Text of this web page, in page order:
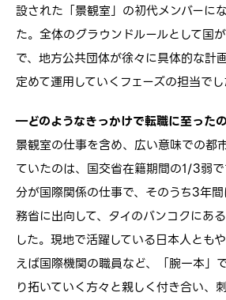
設された「景観室」の初代メンバーに
た。全体のグラウンドルールとして国
で、地方公共団体が徐々に具体的な計
定めて運用していくフェーズの担当でし
―どのようなきっかけで転職に至ったの
景観室の仕事を含め、広い意味での都
ていたのは、国交省在籍期間の1/3弱
分が国際関係の仕事で、そのうち3年
務省に出向して、タイのバンコクにあ
した。現地で活躍している日本人とも
えば国際機関の職員など、「腕一本」
り拓いていく方々と親しく付き合い、